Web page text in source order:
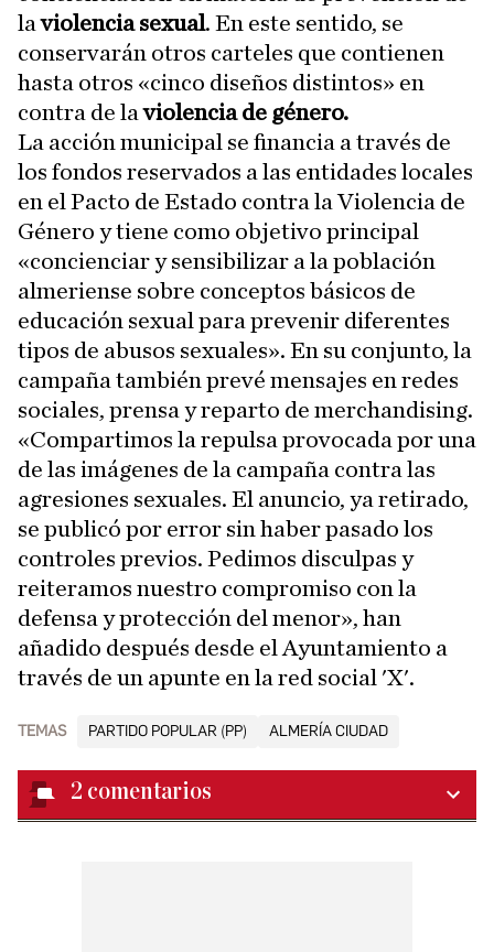
laviolencia sexual. En este sentido, se
conservarán otros carteles que contienen
hasta otros «cinco diseños distintos» en
contra de la violencia de género.
La acción municipal se financia a través de
los fondos reservados a las entidades locales
en el Pacto de Estado contra la Violencia de
Género y tiene como objetivo principal
«concienciar y sensibilizar a la población
almeriense sobre conceptos básicos de
educación sexual para prevenir diferentes
tipos de abusos sexuales». En su conjunto, la
campaña también prevé mensajes en redes
sociales, prensa y reparto de merchandising.
«Compartimos la repulsa provocada por una
de las imágenes de la campaña contra las
agresiones sexuales. El anuncio, ya retirado,
se publicó por error sin haber pasado los
controles previos. Pedimos disculpas y
reiteramos nuestro compromiso con la
defensa y protección del menor», han
añadido después desde el Ayuntamiento a
través de un apunte en la red social 'X'.
TEMAS PARTIDO POPULAR (PP) ALMERÍA CIUDAD
2 comentarios